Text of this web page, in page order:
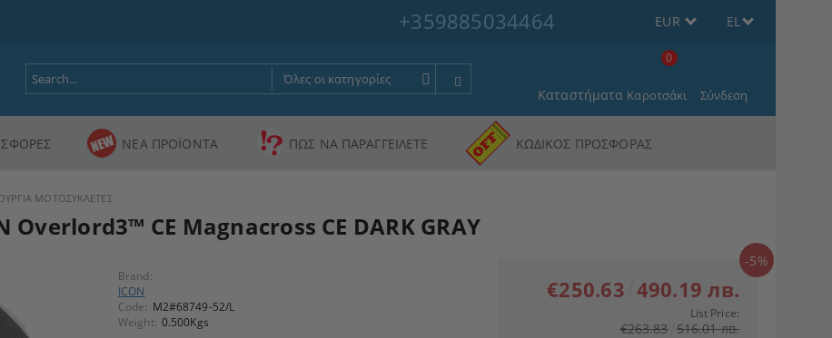
+359885034464 EUR EL
Καταστήματα Καροτσάκι
0
Σύνδεση
ΝΕΑ ΠΡΟΪΟΝΤΑ ΠΩΣ ΝΑ ΠΑΡΑΓΓΕΙΛΕΤΕ ΚΩΔΙΚΟΣ ΠΡΟΣΦΟΡΑΣ
ΜΟΤΟΣΥΚΛΕΤΕΣ
CE Magnacross CE DARK GRAY
Brand:
ICON
Code: M2#68749-52/L
Weight: 0.500Kgs
-5%
€250.63 490.19 лв.
List Price:
€263.83 516.01 лв.